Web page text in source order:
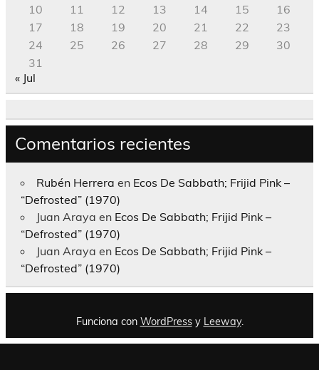
10
11 12 13 14 15
16
17
18 19 20 21 22
23
24
25 26 27 28 29
30
31
« Jul
Comentarios recientes
Rubén Herrera en Ecos De Sabbath; Frijid Pink –
“Defrosted” (1970)
Juan Araya en Ecos De Sabbath; Frijid Pink –
“Defrosted” (1970)
Juan Araya en Ecos De Sabbath; Frijid Pink –
“Defrosted” (1970)
Funciona con WordPressy Leeway.